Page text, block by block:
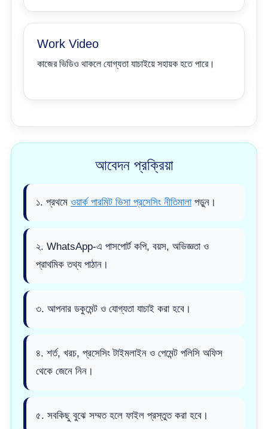
Work Video
কাজের ভিডিও থাকলে যোগ্যতা যাচাইয়ে সহায়ক হতে পারে।
আবেদন প্রক্রিয়া
১. প্রথমে ওয়ার্ক পারমিট ভিসা প্রসেসিং নীতিমালাপড়ুন।
২. WhatsApp-এ পাসপোর্ট কপি, বয়স, অভিজ্ঞতা ও
প্রাথমিক তথ্য পাঠান।
৩. আপনার ডকুমেন্ট ও যোগ্যতা যাচাই করা হবে।
৪. শর্ত, খরচ, প্রসেসিং টাইমলাইন ও পেমেন্ট পলিসি অফিস
থেকে জেনে নিন।
৫. সবকিছু বুঝে সম্মত হলে ফাইল প্রস্তুত করা হবে।